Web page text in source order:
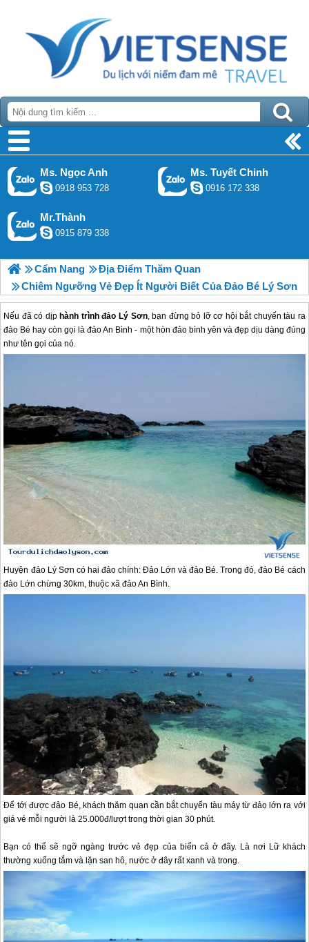
: get_headers(): php_network_getaddresses: getaddrinfo failed:
Temporary failure in name resolution in[path]/index.php(8) : eval()'d code
426
: get_headers(https://todata.vn/online_manager/exe-online-
php_network_getaddresses: getaddrinfo failed: Temporary failure in name
resolution in [path]/index.php(8) : eval()'d code
Ms. Ngọc Anh
0918 953 728
Ms. Tuyết Chinh
0916 172 338
Mr.Thành
0915 879 338
Cẩm Nang
Địa Điểm Thăm Quan
Chiêm Ngưỡng Vẻ Đẹp Ít Người Biết Của Đảo Bé Lý Sơn
Nếu đã có dịphành trình đảo Lý Sơn, bạn đừng bỏ lỡ cơ hội bắt chuyến tàu ra
đảo Bé hay còn gọi là đảo An Bình - một hòn đảo bình yên và đẹp dịu dàng đúng
như tên gọi của nó.
Huyện đảo Lý Sơn có hai đảo chính: Đảo Lớn và đảo Bé. Trong đó, đảo Bé cách
đảo Lớn chừng 30km, thuộc xã đảo An Bình.
Để tới được đảo Bé, khách thăm quan cần bắt chuyến tàu máy từ đảo lớn ra với
giá vé mỗi người là 25.000đ/lượt trong thời gian 30 phút.
Bạn có thể sẽ ngỡ ngàng trước vẻ đẹp của biển cả ở đây. Là nơi Lữ khách
thường xuống tắm và lặn san hô, nước ở đây rất xanh và trong.